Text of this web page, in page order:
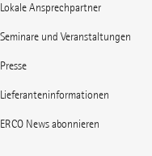
Lokale Ansprechpartner
Seminare und Veranstaltungen
Presse
Lieferanteninformationen
ERCO News abonnieren